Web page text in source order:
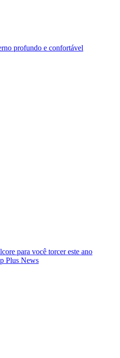
profundo e confortável
para você torcer este ano
Plus News